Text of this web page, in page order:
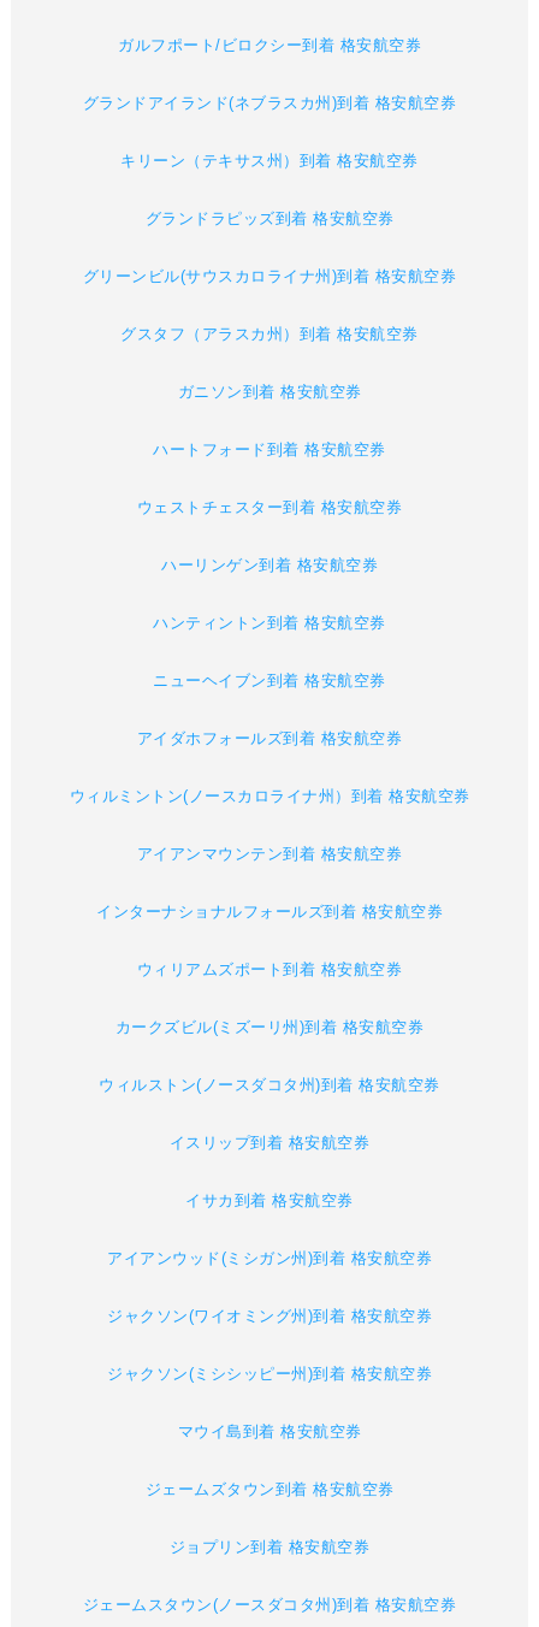
ガルフポート/ビロクシー到着 格安航空券
グランドアイランド(ネブラスカ州)到着 格安航空券
キリーン（テキサス州）到着 格安航空券
グランドラピッズ到着 格安航空券
グリーンビル(サウスカロライナ州)到着 格安航空券
グスタフ（アラスカ州）到着 格安航空券
ガニソン到着 格安航空券
ハートフォード到着 格安航空券
ウェストチェスター到着 格安航空券
ハーリンゲン到着 格安航空券
ハンティントン到着 格安航空券
ニューヘイブン到着 格安航空券
アイダホフォールズ到着 格安航空券
ウィルミントン(ノースカロライナ州）到着 格安航空券
アイアンマウンテン到着 格安航空券
インターナショナルフォールズ到着 格安航空券
ウィリアムズポート到着 格安航空券
カークズビル(ミズーリ州)到着 格安航空券
ウィルストン(ノースダコタ州)到着 格安航空券
イスリップ到着 格安航空券
イサカ到着 格安航空券
アイアンウッド(ミシガン州)到着 格安航空券
ジャクソン(ワイオミング州)到着 格安航空券
ジャクソン(ミシシッピー州)到着 格安航空券
マウイ島到着 格安航空券
ジェームズタウン到着 格安航空券
ジョプリン到着 格安航空券
ジェームスタウン(ノースダコタ州)到着 格安航空券